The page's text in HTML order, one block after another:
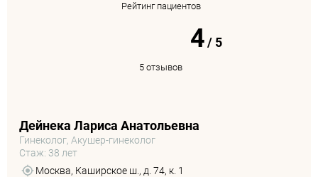
Рейтинг пациентов
4/5
5 отзывов
Дейнека Лариса Анатольевна
Гинеколог, Акушер-гинеколог
Стаж: 38 лет
Москва, Каширское ш., д. 74, к. 1